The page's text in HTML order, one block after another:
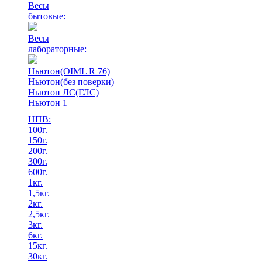
Весы
бытовые:
Весы
лабораторные:
Ньютон(OIML R 76)
Ньютон(без поверки)
Ньютон ЛС(ГЛС)
Ньютон 1
НПВ:
100г.
150г.
200г.
300г.
600г.
1кг.
1,5кг.
2кг.
2,5кг.
3кг.
6кг.
15кг.
30кг.